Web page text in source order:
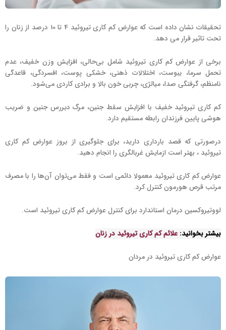
تحقیقات نشان داده است که عوارض کم کاری تیروئید 4 تا 10 درصد از زنان را
تحت تاثیر قرار می دهد.
برخی از عوارض کم کاری تیروئید شامل بی‌حالی، افزایش وزن خفیف، عدم
تحمل سرما، یبوست، اختلالات ذهنی، خشکی پوست، افسردگی، قاعدگی
نامنظم، گرفتگی صدا، میالژی، چربی خون بالا و برادی کاردی می‌شود.
کم کاری تیروئید خفیف با افزایش سقط جنین، مرگ دیررس جنین و ضریب
هوشی پایین فرزندان رابطه مستقیم دارد.
درصورتی که قصد بارداری دارید، برای جلوگیری از بروز عوارض کم کاری
تیروئید ، بهتر است ازمایش غربالگری را انجام دهید.
عوارض کم کاری تیروئید معمولا دائمی است و فقط می‌توان آن‌ها را با مصرف
مرتب قرص هورمون کنترل کرد.
لووتیروکسین درمان استاندارد برای کنترل عوارض کم کاری تیروئید است.
بیشتر بخوانید: علائم کم کاری تیروئید در زنان
عوارض کم کاری تیروئید در مردان